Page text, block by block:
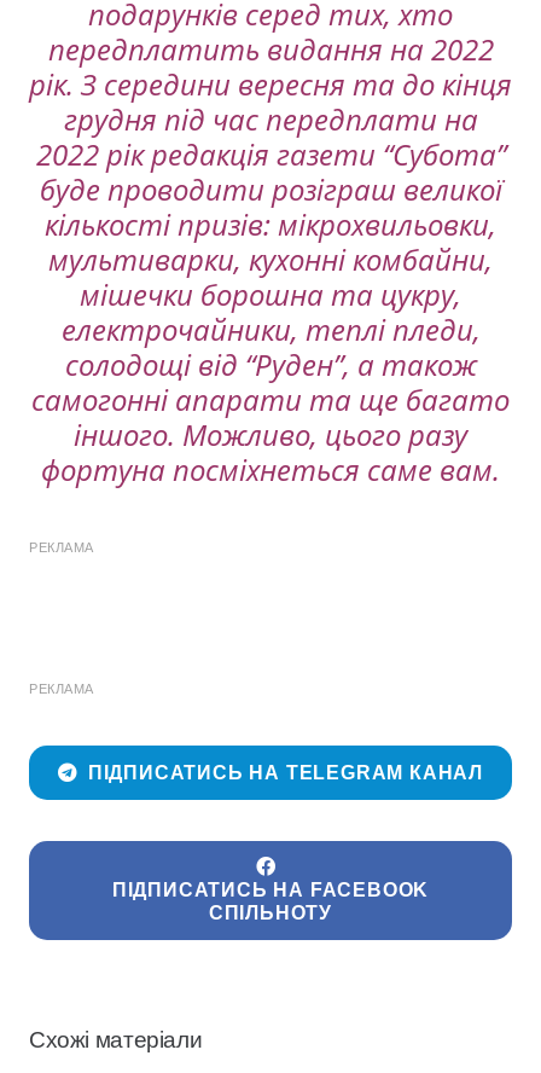
подарунків серед тих, хто
передплатить видання на 2022
рік. З середини вересня та до кінця
грудня під час передплати на
2022 рік редакція газети “Субота”
буде проводити розіграш великої
кількості призів: мікрохвильовки,
мультиварки, кухонні комбайни,
мішечки борошна та цукру,
електрочайники, теплі пледи,
солодощі від “Руден”, а також
самогонні апарати та ще багато
іншого. Можливо, цього разу
фортуна посміхнеться саме вам.
РЕКЛАМА
РЕКЛАМА
ПІДПИСАТИСЬ НА TELEGRAM КАНАЛ
ПІДПИСАТИСЬ НА FACEBOOK
СПІЛЬНОТУ
Схожі матеріали